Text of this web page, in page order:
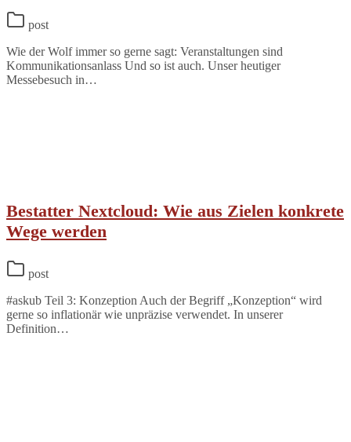
post
Wie der Wolf immer so gerne sagt: Veranstaltungen sind
Kommunikationsanlass Und so ist auch. Unser heutiger
Messebesuch in…
Bestatter Nextcloud: Wie aus Zielen konkrete
Wege werden
post
#askub Teil 3: Konzeption Auch der Begriff „Konzeption“ wird
gerne so inflationär wie unpräzise verwendet. In unserer
Definition…